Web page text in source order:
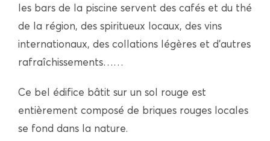
les bars de la piscine servent des cafés et du thé
de la région, des spiritueux locaux, des vins
internationaux, des collations légères et d’autres
rafraîchissements……
Ce bel édifice bâtit sur un sol rouge est
entièrement composé de briques rouges locales
se fond dans la nature.